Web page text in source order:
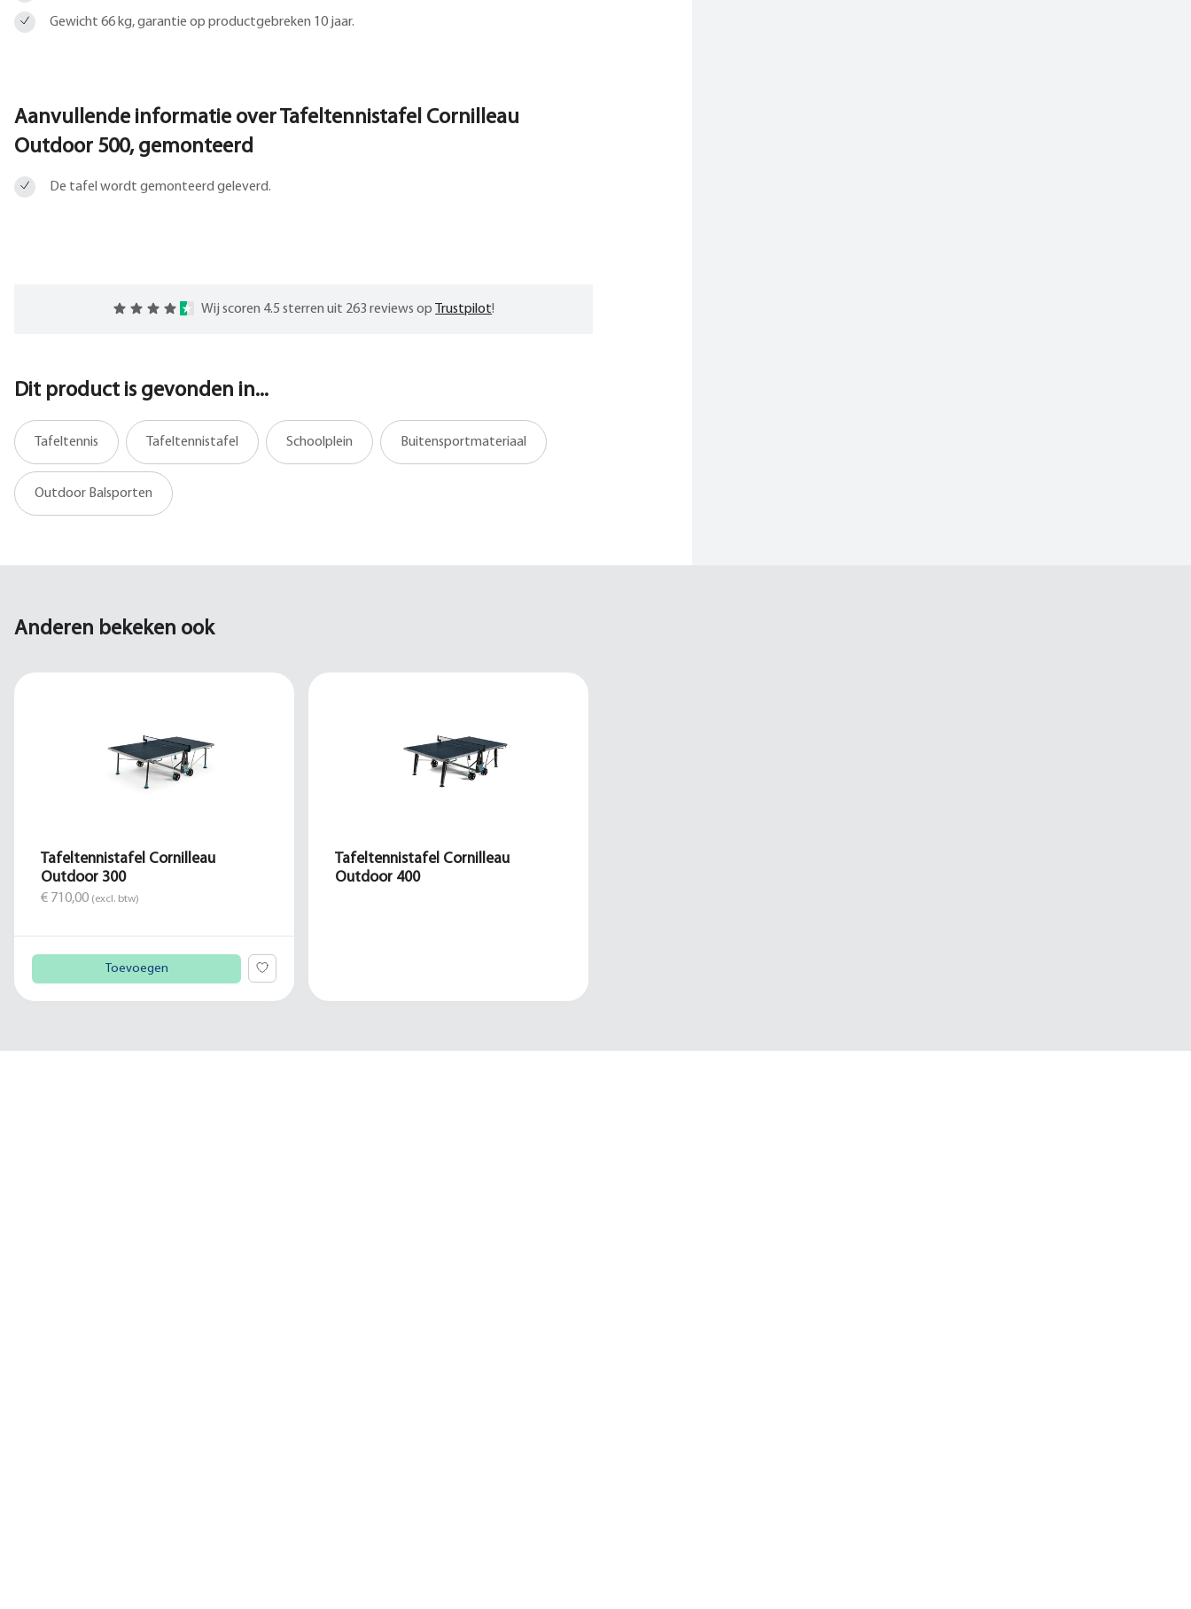
Gewicht 66 kg, garantie op productgebreken 10 jaar.
Aanvullende informatie overTafeltennistafel Cornilleau
Outdoor 500, gemonteerd
De tafel wordt gemonteerd geleverd.
Wij scoren 4.5 sterren uit 263 reviews op Trustpilot!
Dit product is gevonden in...
Tafeltennis Tafeltennistafel Schoolplein Buitensportmateriaal
Outdoor Balsporten
Anderen bekeken ook
Tafeltennistafel Cornilleau
Outdoor 300
€ 710,00 (excl. btw)
Toevoegen
Tafeltennistafel Cornilleau
Outdoor 400